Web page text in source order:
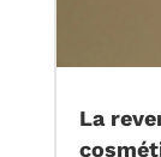
La